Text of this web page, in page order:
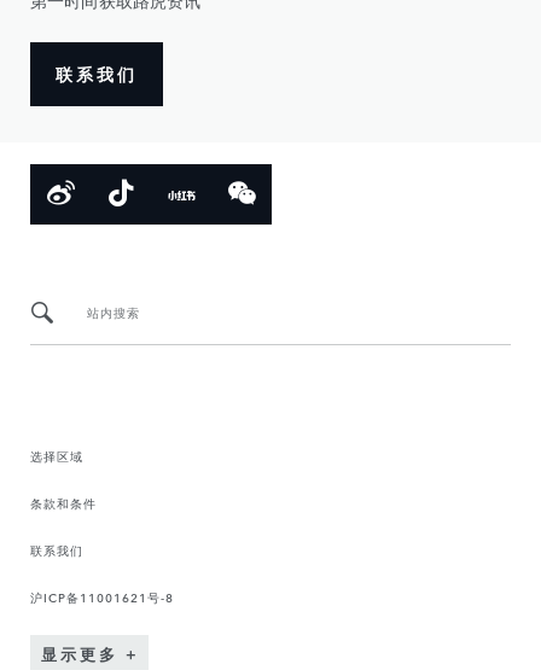
联系我们
站内搜索
选择区域
条款和条件
联系我们
沪ICP备11001621号-8
显示更多